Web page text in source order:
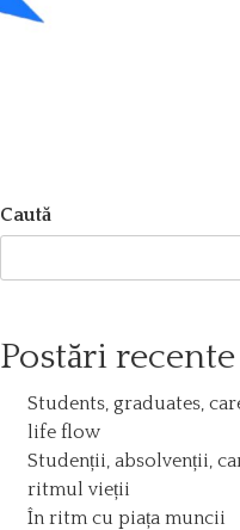
Caută
Postări recente
Students, graduates,
life flow
Studenții, absolvenții,
ritmul vieții
În ritm cu piața muncii